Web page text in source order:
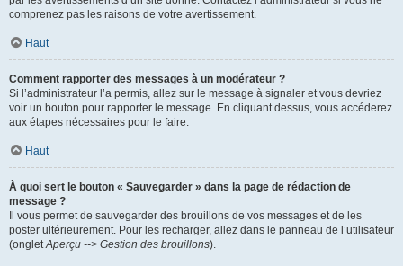
comprenez pas les raisons de votre avertissement.
Haut
Comment rapporter des messages à un modérateur ?
Si l’administrateur l’a permis, allez sur le message à signaler et vous devriez
voir un bouton pour rapporter le message. En cliquant dessus, vous accéderez
aux étapes nécessaires pour le faire.
Haut
À quoi sert le bouton « Sauvegarder » dans la page de rédaction de
message ?
Il vous permet de sauvegarder des brouillons de vos messages et de les
poster ultérieurement. Pour les recharger, allez dans le panneau de l’utilisateur
(ongletAperçu --> Gestion des brouillons).